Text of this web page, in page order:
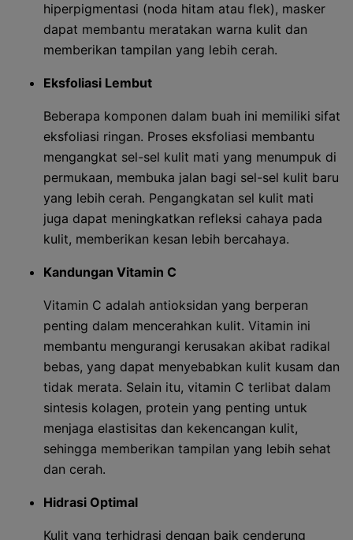
hiperpigmentasi (noda hitam atau flek), masker
dapat membantu meratakan warna kulit dan
memberikan tampilan yang lebih cerah.
Eksfoliasi Lembut
Beberapa komponen dalam buah ini memiliki sifat
eksfoliasi ringan. Proses eksfoliasi membantu
mengangkat sel-sel kulit mati yang menumpuk di
permukaan, membuka jalan bagi sel-sel kulit baru
yang lebih cerah. Pengangkatan sel kulit mati
juga dapat meningkatkan refleksi cahaya pada
kulit, memberikan kesan lebih bercahaya.
Kandungan Vitamin C
Vitamin C adalah antioksidan yang berperan
penting dalam mencerahkan kulit. Vitamin ini
membantu mengurangi kerusakan akibat radikal
bebas, yang dapat menyebabkan kulit kusam dan
tidak merata. Selain itu, vitamin C terlibat dalam
sintesis kolagen, protein yang penting untuk
menjaga elastisitas dan kekencangan kulit,
sehingga memberikan tampilan yang lebih sehat
dan cerah.
Hidrasi Optimal
Kulit yang terhidrasi dengan baik cenderung